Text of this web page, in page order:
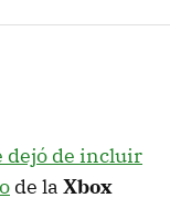
dejó de incluir
de la Xbox